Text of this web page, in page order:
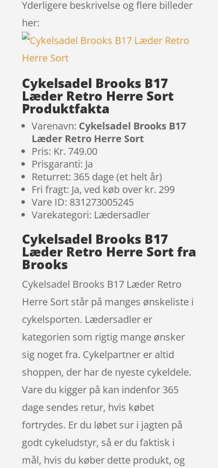
Yderligere beskrivelse og flere billeder
her:
Cykelsadel Brooks B17
Læder Retro Herre Sort
Produktfakta
Varenavn: Cykelsadel Brooks B17
Læder Retro Herre Sort
Pris: Kr. 749.00
Prisgaranti: Ja
Returret: 365 dage (et helt år)
Fri fragt: Ja, ved køb over kr. 299
Vare ID: 831273005245
Varekategori: Lædersadler
Cykelsadel Brooks B17
Læder Retro Herre Sort fra
Brooks
Cykelsadel Brooks B17 Læder Retro
Herre Sort står på manges ønskeliste i
cykelsporten. Lædersadler er
kategorien som rigtig mange ønsker
sig noget fra. Cykelpartner er altid
shoppen, der har de nyeste cykeldele.
Vare du kigger på kan indenfor 365
dage sendes retur, hvis købet
fortrydes. Er du løbet sur i jagten på
godt cykeludstyr, så er du faktisk i
mål, hvis du køber dette produkt, og